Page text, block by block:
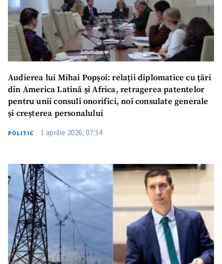
Trimite o informație
Despre ZdG
in English
на русском
Audierea lui Mihai Popșoi: relații diplomatice cu țări
din America Latină și Africa, retragerea patentelor
pentru unii consuli onorifici, noi consulate generale
și creșterea personalului
POLITIC 1 aprilie 2026, 07:54